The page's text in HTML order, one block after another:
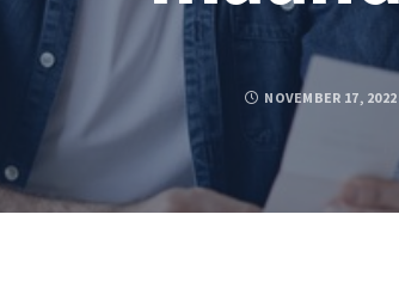
NOVEMBER 17, 2022